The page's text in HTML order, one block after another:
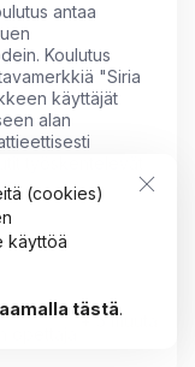
antaa
Koulutus
"Siria
käyttäjät
alan
+ 5 muuta
(cookies)
käyttöä
tästä.